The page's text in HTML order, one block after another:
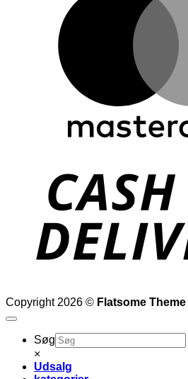
Copyright 2026 © Flatsome Theme
Søg
×
Udsalg